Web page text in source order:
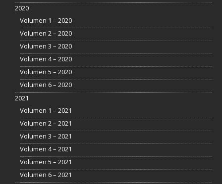
2020
Volumen 1 – 2020
Volumen 2 – 2020
Volumen 3 – 2020
Volumen 4 – 2020
Volumen 5 – 2020
Volumen 6 – 2020
2021
Volumen 1 – 2021
Volumen 2 – 2021
Volumen 3 – 2021
Volumen 4 – 2021
Volumen 5 – 2021
Volumen 6 – 2021